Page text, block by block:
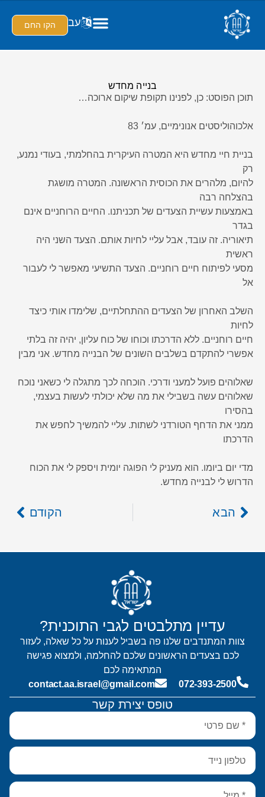
הקו החם עב
בנייה מחדש
תוכן הפוסט: כן, לפנינו תקופת שיקום ארוכה…
אלכוהוליסטים אנונימיים, עמ׳ 83
בניית חיי מחדש היא המטרה העיקרית בהחלמתי, בעודי נמנע,
רק
להיום, מלהרים את הכוסית הראשונה. המטרה מושגת
בהצלחה רבה
באמצעות עשיית הצעדים של תכניתנו. החיים הרוחניים אינם
בגדר
תיאוריה. זה עובד, אבל עליי לחיות אותם. הצעד השני היה
ראשית
מסעי לפיתוח חיים רוחניים. הצעד התשיעי מאפשר לי לעבור
אל
השלב האחרון של הצעדים ההתחלתיים, שלימדו אותי כיצד
לחיות
חיים רוחניים. ללא הדרכתו וכוחו של כוח עליון, יהיה זה בלתי
אפשרי להתקדם בשלבים השונים של הבנייה מחדש. אני מבין
שאלוהים פועל למעני ודרכי. הוכחה לכך מתגלה לי כשאני נוכח
שאלוהים עשה בשבילי את מה שלא יכולתי לעשות בעצמי,
בהסירו
ממני את הדחף הטורדני לשתות. עליי להמשיך לחפש את
הדרכתו
מדי יום ביומו. הוא מעניק לי הפוגה יומית ויספק לי את הכוח
הדרוש לי לבנייה מחדש.
הבא הקודם
טופס יצירת קשר
עדיין מתלבטים לגבי התוכנית?
צוות המתנדבים שלנו פה בשביל לענות על כל שאלה, לעזור
לכם בצעדים הראשונים שלכם להחלמה, ולמצוא פגישה
המתאימה לכם
072-393-2500
contact.aa.israel@gmail.com